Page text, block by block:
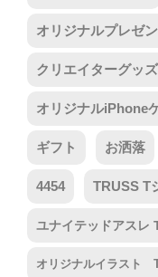
オリジナルプレゼ
クリエイターグッ
オリジナルiPhone
ギフト お洒落
4454 TRUSS T
ユナイテッドアスレ
オリジナルイラスト